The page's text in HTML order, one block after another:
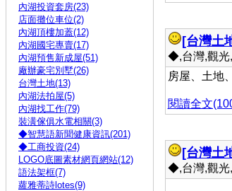
內湖投資套房(23)
店面攤位車位(2)
內湖頂樓加蓋(12)
內湖國宅專賣(17)
內湖預售新成屋(51)
廠辦豪宅別墅(26)
台灣土地(13)
內湖法拍屋(5)
內湖找工作(79)
裝潢傢俱水電相關(3)
◆智慧語新聞健康資訊(201)
◆工商投資(24)
LOGO底圖素材網頁網站(12)
語法架框(7)
蘿雅蒂詩lotes(9)
[台灣土
◆,台灣,觀光
房屋、土地
閱讀全文
[台灣土
◆,台灣,觀光